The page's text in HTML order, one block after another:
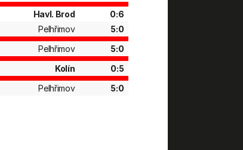
Havl. Brod
0:6
Pelhřimov
5:0
Pelhřimov
5:0
Kolín
0:5
Pelhřimov 5:0